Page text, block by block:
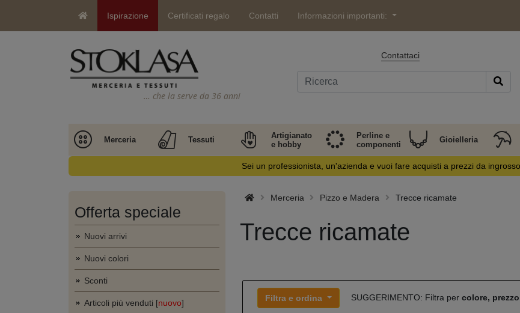
Ispirazione Certificati regalo Contatti Informazioni importanti:
… che la serve da 36 anni
Contattaci
Merceria Tessuti
Artigianato
e hobby
Perline e
componenti
Gioielleria
Sei un professionista, un'azienda e vuoi fare acquisti a prezzi da
Offerta speciale
Nuovi arrivi
Nuovi colori
Sconti
Articoli più venduti [nuovo]
Merceria Pizzo e Madera Trecce ricamate
Trecce ricamate
Filtra e ordina SUGGERIMENTO: Filtra per colore,